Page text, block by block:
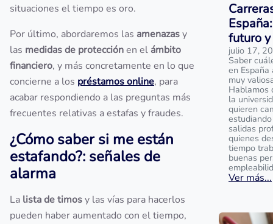
situaciones el tiempo es oro.
Por último, abordaremos las amenazasy
las medidas de protecciónen el ámbito
financiero, y más concretamente en lo que
concierne a los préstamos online, para
acabar respondiendo a las preguntas más
frecuentes relativas a estafas y fraudes.
¿Cómo saber si me están
estafando?: señales de
alarma
La lista de timosy las vías para hacerlos
pueden haber aumentado con el tiempo,
futuro
julio 17,
Saber
en
muy
Hablamos
la
quieren
salidas
quienes
tiempo
buenas
Ver más...